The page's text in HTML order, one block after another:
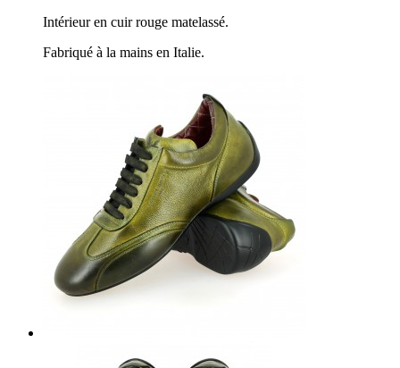
Intérieur en cuir rouge matelassé.
Fabriqué à la mains en Italie.